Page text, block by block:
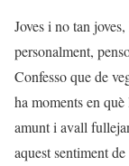
Joves i no tan
personalment,
Confesso que de
ha moments en
amunt i avall
aquest sentiment